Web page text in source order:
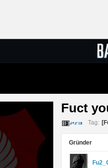
Fuct
Tag:
Gründer